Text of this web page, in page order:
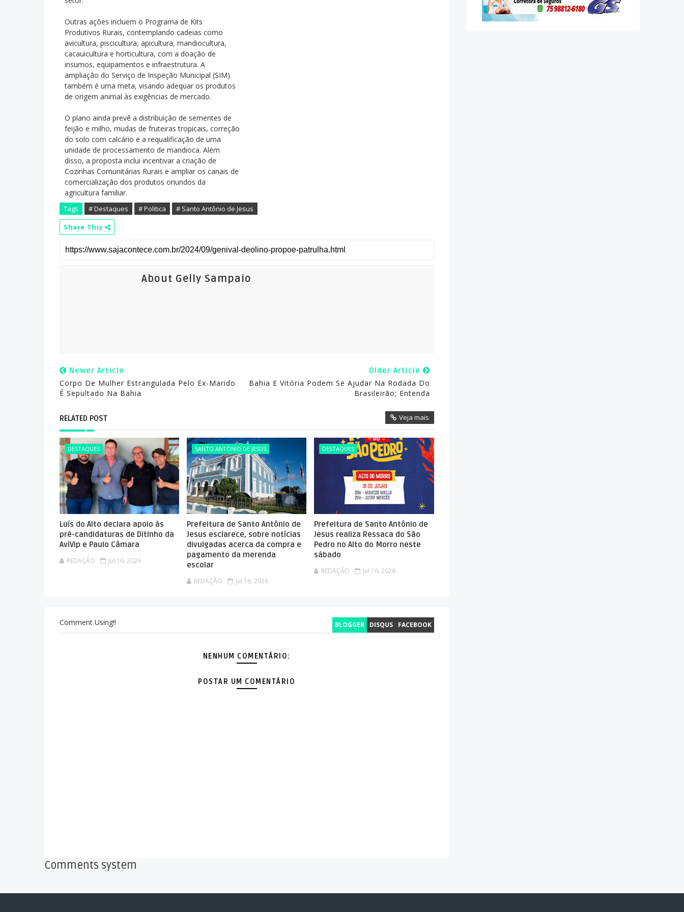
Outras ações incluem o Programa de Kits
Produtivos Rurais, contemplando cadeias como
avicultura, piscicultura, apicultura, mandiocultura,
cacauicultura e horticultura, com a doação de
insumos, equipamentos e infraestrutura. A
ampliação do Serviço de Inspeção Municipal (SIM)
também é uma meta, visando adequar os produtos
de origem animal às exigências de mercado.
O plano ainda prevê a distribuição de sementes de
feijão e milho, mudas de fruteiras tropicais, correção
do solo com calcário e a requalificação de uma
unidade de processamento de mandioca. Além
disso, a proposta inclui incentivar a criação de
Cozinhas Comunitárias Rurais e ampliar os canais de
comercialização dos produtos oriundos da
agricultura familiar.
Tags # Destaques # Politica
# Santo Antônio de Jesus
Share This
About Gelly Sampaio
Newer Article
Corpo De Mulher Estrangulada Pelo Ex-Marido
É Sepultado Na Bahia
Older Article
Bahia E Vitória Podem Se Ajudar Na Rodada Do
Brasileirão; Entenda
RELATED POST Veja mais
DESTAQUES
Luís do Alto declara apoio às
pré-candidaturas de Ditinho da
AviVip e Paulo Câmara
REDAÇÃO Jul 16, 2026
SANTO ANTÔNIO DE JESUS
Prefeitura de Santo Antônio de
Jesus esclarece, sobre notícias
divulgadas acerca da compra e
pagamento da merenda
escolar
REDAÇÃO Jul 16, 2026
DESTAQUES
Prefeitura de Santo Antônio de
Jesus realiza Ressaca do São
Pedro no Alto do Morro neste
sábado
REDAÇÃO Jul 16, 2026
BLOGGER DISQUS FACEBOOK
Comment Using!!
NENHUM COMENTÁRIO:
POSTAR UM COMENTÁRIO
Comments system